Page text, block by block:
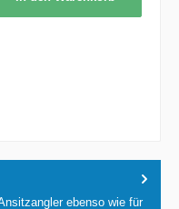
ebenso wie für